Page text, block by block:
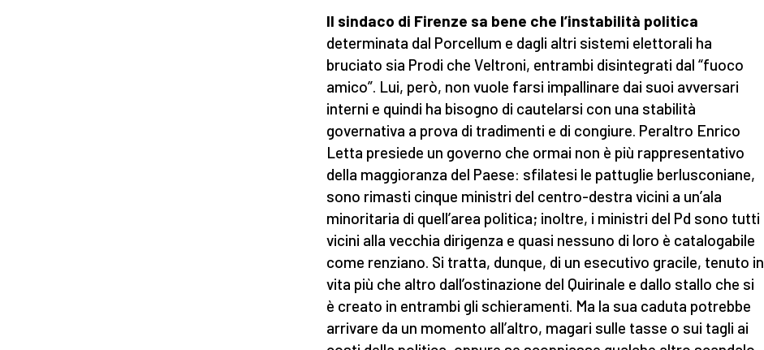
Il sindaco di Firenze sa bene che l’instabilità politica
determinata dal Porcellum e dagli altri sistemi elettorali ha
bruciato sia Prodi che Veltroni, entrambi disintegrati dal “fuoco
amico”. Lui, però, non vuole farsi impallinare dai suoi avversari
interni e quindi ha bisogno di cautelarsi con una stabilità
governativa a prova di tradimenti e di congiure. Peraltro Enrico
Letta presiede un governo che ormai non è più rappresentativo
della maggioranza del Paese: sfilatesi le pattuglie berlusconiane,
sono rimasti cinque ministri del centro-destra vicini a un’ala
minoritaria di quell’area politica; inoltre, i ministri del Pd sono tutti
vicini alla vecchia dirigenza e quasi nessuno di loro è catalogabile
come renziano. Si tratta, dunque, di un esecutivo gracile, tenuto in
vita più che altro dall’ostinazione del Quirinale e dallo stallo che si
è creato in entrambi gli schieramenti. Ma la sua caduta potrebbe
arrivare da un momento all’altro, magari sulle tasse o sui tagli ai